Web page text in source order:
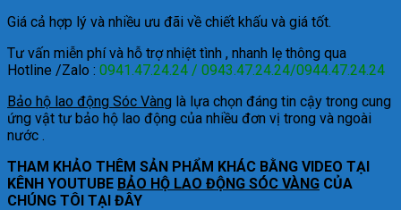
Giá cả hợp lý và nhiều ưu đãi về chiết khấu và giá tốt.
Tư vấn miễn phí và hỗ trợ nhiệt tình , nhanh lẹ thông qua
Hotline /Zalo : 0941.47.24.24 / 0943.47.24.24/0944.47.24.24
Bảo hộ lao động Sóc Vàng là lựa chọn đáng tin cậy trong cung
ứng vật tư bảo hộ lao động của nhiều đơn vị trong và ngoài
nước .
THAM KHẢO THÊM SẢN PHẨM KHÁC BẰNG VIDEO TẠI
KÊNH YOUTUBE BẢO HỘ LAO ĐỘNG SÓC VÀNG CỦA
CHÚNG TÔI TẠI ĐÂY